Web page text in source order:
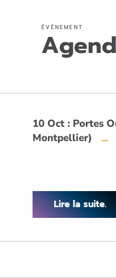
ÉVÉNEMENT
10 Oct : Portes
Montpellier)
→
Lire la suite.